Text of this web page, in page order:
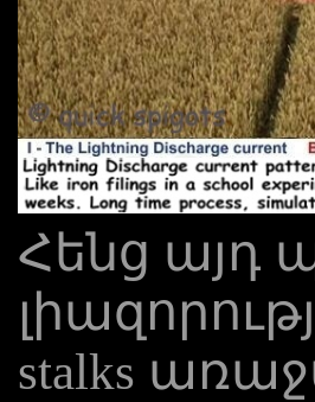
Հենց այդ
stalks